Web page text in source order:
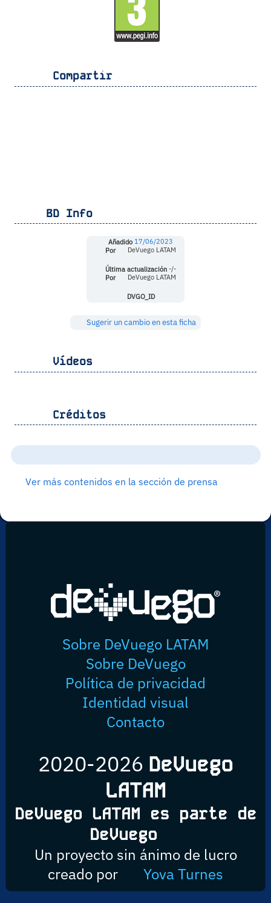
Compartir
BD Info
Añadido 17/06/2023
Por
DeVuego LATAM
Última actualización -/-
Por
DeVuego LATAM
DVGO_ID
Sugerir un cambio en esta ficha
Vídeos
Créditos
Ver más contenidos en la sección de prensa
Sobre DeVuego LATAM
Sobre DeVuego
Política de privacidad
Identidad visual
Contacto
2020-2026 DeVuego
LATAM
DeVuego LATAM es parte de
DeVuego
Un proyecto sin ánimo de lucro
creado por
Yova Turnes